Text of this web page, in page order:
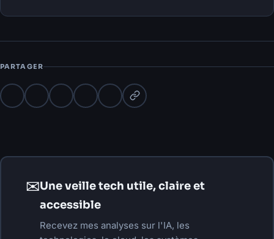
PARTAGER
✉Une veille tech utile, claire et
accessible
Recevez mes analyses sur l'IA, les